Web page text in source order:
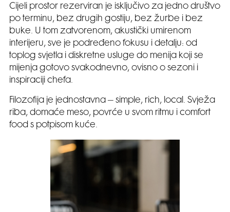
Cijeli prostor rezerviran je isključivo za jedno društvo
po terminu, bez drugih gostiju, bez žurbe i bez
buke. U tom zatvorenom, akustički umirenom
interijeru, sve je podređeno fokusu i detalju: od
toplog svjetla i diskretne usluge do menija koji se
mijenja gotovo svakodnevno, ovisno o sezoni i
inspiraciji chefa.
Filozofija je jednostavna – simple, rich, local. Svježa
riba, domaće meso, povrće u svom ritmu i comfort
food s potpisom kuće.